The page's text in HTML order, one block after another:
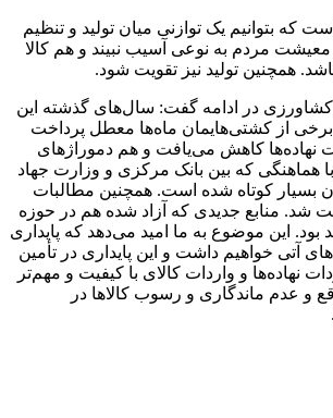
که بتوانیم یک توازنی میان تولید و تنظیم
معیشت مردم به نوعی آسیب نبیند و هم کالا
همچنین تولید نیز تقویت شود.
کشاورزی در ادامه گفت: سال‌های گذشته این
از کشتی‌هایمان ماه‌ها معطل پرداخت
نهاده‌ها کاهش می‌یافت و هم دموراژهای
هماهنگی که بین بانک مرکزی و وزارت جهاد
بسیار کوتاه شده است. همچنین مطالبات
شد. منابع جدیدی که آزاد شده هم در حوزه
بود. این موضوع به ما امید می‌دهد که پایداری
آتی خواهیم داشت و این پایداری در تأمین
نهاده‌ها و واردات کالای با کیفیت و مهم‌تر
و عدم ماندگاری و رسوب کالاها در